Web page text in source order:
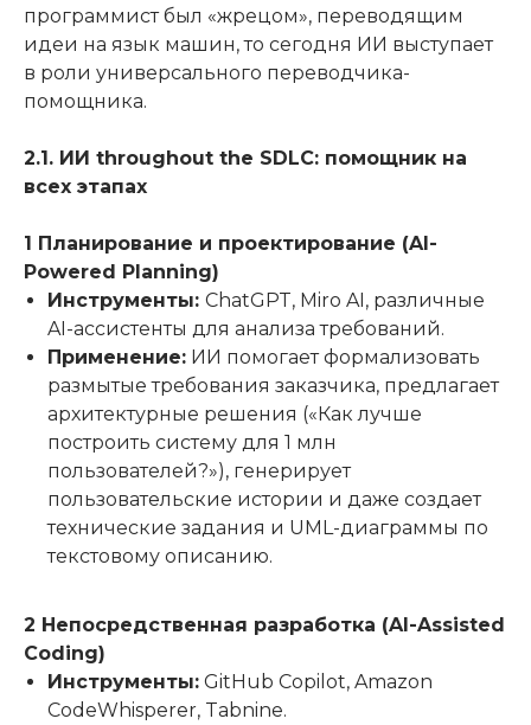
программист был «жрецом», переводящим
идеи на язык машин, то сегодня ИИ выступает
в роли универсального переводчика-
помощника.
2.1. ИИ throughout the SDLC: помощник на
всех этапах
1 Планирование и проектирование (AI-
Powered Planning)
Инструменты: ChatGPT, Miro AI, различные
AI-ассистенты для анализа требований.
Применение: ИИ помогает формализовать
размытые требования заказчика, предлагает
архитектурные решения («Как лучше
построить систему для 1 млн
пользователей?»), генерирует
пользовательские истории и даже создает
технические задания и UML-диаграммы по
текстовому описанию.
2 Непосредственная разработка (AI-Assisted
Coding)
Инструменты: GitHub Copilot, Amazon
CodeWhisperer, Tabnine.